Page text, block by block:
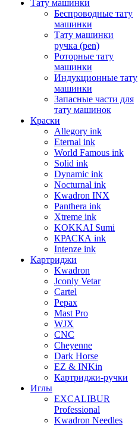
Тату машинки
Беспроводные тату
машинки
Тату машинки
ручка (pen)
Роторные тату
машинки
Индукционные тату
машинки
Запасные части для
тату машинок
Краски
Allegory ink
Eternal ink
World Famous ink
Solid ink
Dynamic ink
Nocturnal ink
Kwadron INX
Panthera ink
Xtreme ink
KOKKAI Sumi
КРАСКА ink
Intenze ink
Картриджи
Kwadron
Jconly Vetar
Cartel
Pepax
Mast Pro
WJX
CNC
Cheyenne
Dark Horse
EZ & INKin
Картриджи-ручки
Иглы
EXCALIBUR
Professional
Kwadron Needles